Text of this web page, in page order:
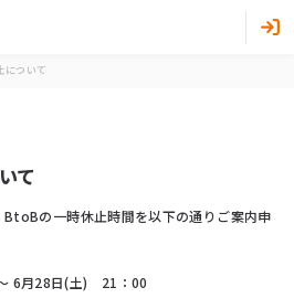
について
て
の一時休止時間を以下の通りご案内申
6月28日(土) 21：00